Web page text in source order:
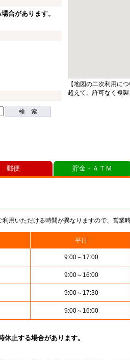
合があります。
検 索
【地図の二次利用に
超えて、許可なく複
用いただける時間が異なりますので、営業
平日
9:00～17:00
9:00～16:00
9:00～17:30
9:00～16:00
止する場合があります。
郵便 貯金・ＡＴＭ